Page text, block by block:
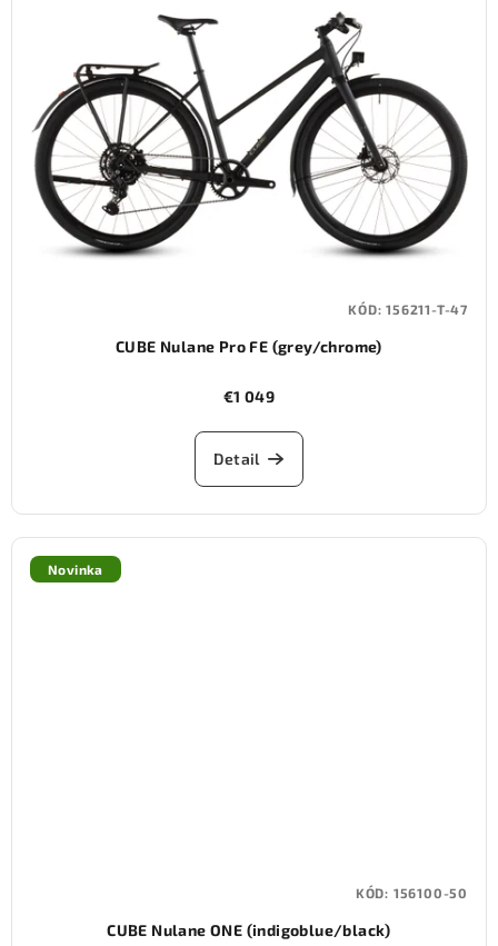
CUBE Nulane Pro FE (grey/chrome)
€1 049
Detail
KÓD:156211-T-47
Novinka
CUBE Nulane ONE (indigoblue/black)
KÓD: 156100-50